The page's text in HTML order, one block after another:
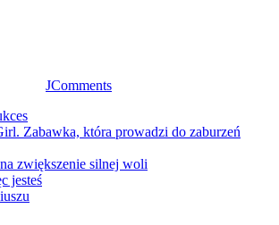
JComments
Zabawka, która prowadzi do zaburzeń
zwiększenie silnej woli
jesteś